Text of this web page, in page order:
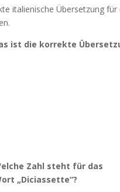
italienische Übersetzung für
ist die korrekte
Zahl steht für das
„Diciassette“?